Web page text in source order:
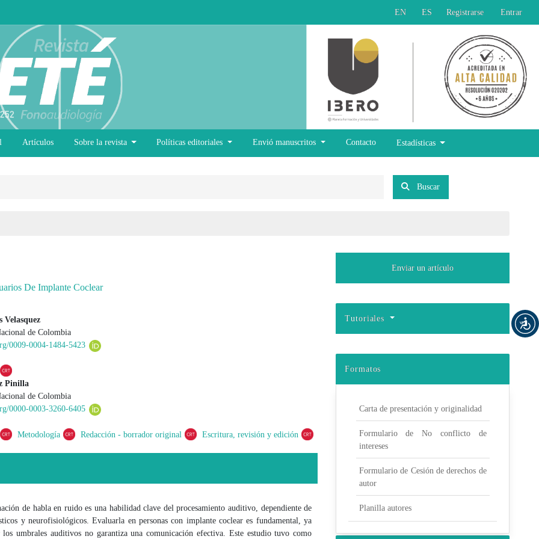
EN ES Registrarse Entrar
Artículos Sobre la revista Políticas editoriales Envió manuscritos Contacto Estadísticas
Buscar
De Implante Coclear
principal del artículo
Velasquez
de Colombia
0009-0004-1484-5423
Pinilla
de Colombia
0000-0003-3260-6405
Metodología Redacción - borrador original Escritura, revisión y edición
de habla en ruido es una habilidad clave del procesamiento auditivo, dependiente de
y neurofisiológicos. Evaluarla en personas con implante coclear es fundamental, ya
los umbrales auditivos no garantiza una comunicación efectiva. Este estudio tuvo como
Enviar un artículo
Tutoriales
Formatos
Carta de presentación y originalidad
Formulario de No conflicto de
intereses
Formulario de Cesión de derechos de
autor
Planilla autores